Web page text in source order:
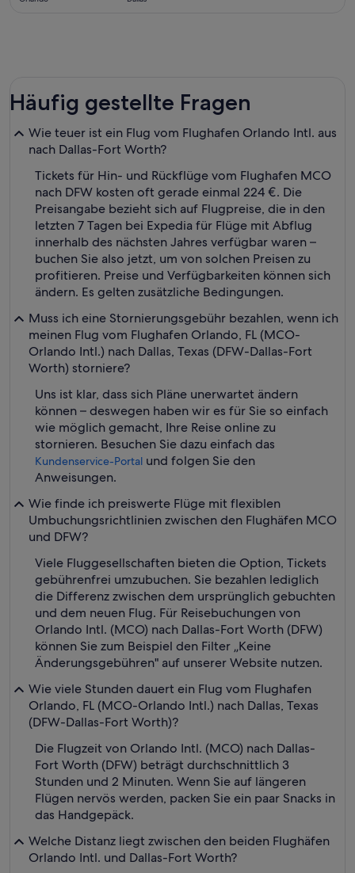
Häufig gestellte Fragen
Wie teuer ist ein Flug vom Flughafen Orlando Intl. aus
nach Dallas-Fort Worth?
Tickets für Hin- und Rückflüge vom Flughafen MCO
nach DFW kosten oft gerade einmal 224 €. Die
Preisangabe bezieht sich auf Flugpreise, die in den
letzten 7 Tagen bei Expedia für Flüge mit Abflug
innerhalb des nächsten Jahres verfügbar waren –
buchen Sie also jetzt, um von solchen Preisen zu
profitieren. Preise und Verfügbarkeiten können sich
ändern. Es gelten zusätzliche Bedingungen.
Muss ich eine Stornierungsgebühr bezahlen, wenn ich
meinen Flug vom Flughafen Orlando, FL (MCO-
Orlando Intl.) nach Dallas, Texas (DFW-Dallas-Fort
Worth) storniere?
Uns ist klar, dass sich Pläne unerwartet ändern
können – deswegen haben wir es für Sie so einfach
wie möglich gemacht, Ihre Reise online zu
stornieren. Besuchen Sie dazu einfach das
Kundenservice-Portal und folgen Sie den
Anweisungen.
Wie finde ich preiswerte Flüge mit flexiblen
Umbuchungsrichtlinien zwischen den Flughäfen MCO
und DFW?
Viele Fluggesellschaften bieten die Option, Tickets
gebührenfrei umzubuchen. Sie bezahlen lediglich
die Differenz zwischen dem ursprünglich gebuchten
und dem neuen Flug. Für Reisebuchungen von
Orlando Intl. (MCO) nach Dallas-Fort Worth (DFW)
können Sie zum Beispiel den Filter „Keine
Änderungsgebühren" auf unserer Website nutzen.
Wie viele Stunden dauert ein Flug vom Flughafen
Orlando, FL (MCO-Orlando Intl.) nach Dallas, Texas
(DFW-Dallas-Fort Worth)?
Die Flugzeit von Orlando Intl. (MCO) nach Dallas-
Fort Worth (DFW) beträgt durchschnittlich 3
Stunden und 2 Minuten. Wenn Sie auf längeren
Flügen nervös werden, packen Sie ein paar Snacks in
das Handgepäck.
Welche Distanz liegt zwischen den beiden Flughäfen
Orlando Intl. und Dallas-Fort Worth?